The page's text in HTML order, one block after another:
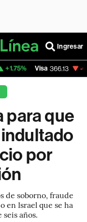
Ingresar
366.13 -0.04%
para que
por
de soborno, fraude
en Israel que se ha
años.